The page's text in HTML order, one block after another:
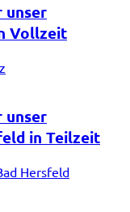
unser
Vollzeit
unser
in Teilzeit
Hersfeld